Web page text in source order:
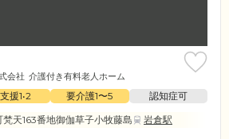
会社 介護付き有料老人ホーム
援1•2 要介護1〜5
認知症可
天163番地御伽草子小牧藤島
岩倉駅